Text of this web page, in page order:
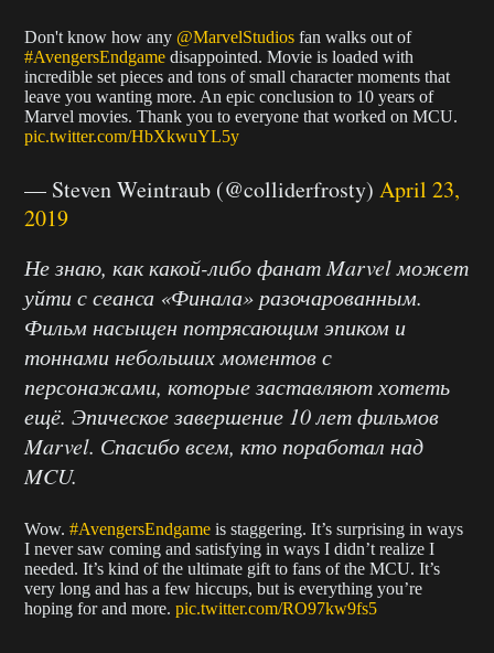
Don't know how any @MarvelStudios fan walks out of
#AvengersEndgame disappointed. Movie is loaded with
incredible set pieces and tons of small character moments that
leave you wanting more. An epic conclusion to 10 years of
Marvel movies. Thank you to everyone that worked on MCU.
pic.twitter.com/HbXkwuYL5y
— Steven Weintraub (@colliderfrosty) April 23,
2019
Не знаю, как какой-либо фанат Marvel может
уйти с сеанса «Финала» разочарованным.
Фильм насыщен потрясающим эпиком и
тоннами небольших моментов с
персонажами, которые заставляют хотеть
ещё. Эпическое завершение 10 лет фильмов
Marvel. Спасибо всем, кто поработал над
MCU.
Wow. #AvengersEndgame is staggering. It’s surprising in ways
I never saw coming and satisfying in ways I didn’t realize I
needed. It’s kind of the ultimate gift to fans of the MCU. It’s
very long and has a few hiccups, but is everything you’re
hoping for and more. pic.twitter.com/RO97kw9fs5